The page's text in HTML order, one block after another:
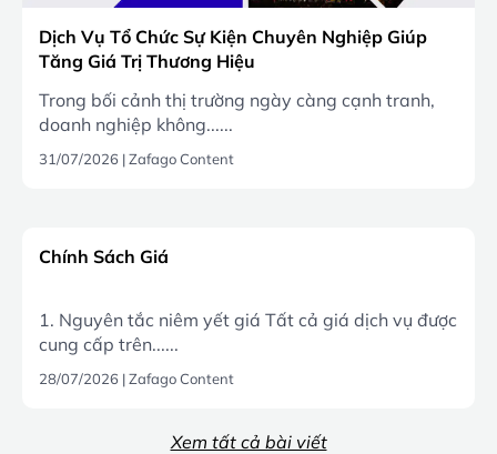
Dịch Vụ Tổ Chức Sự Kiện Chuyên Nghiệp Giúp
Tăng Giá Trị Thương Hiệu
Trong bối cảnh thị trường ngày càng cạnh tranh,
doanh nghiệp không......
31/07/2026 |Zafago Content
Chính Sách Giá
1. Nguyên tắc niêm yết giá Tất cả giá dịch vụ được
cung cấp trên......
28/07/2026 |Zafago Content
Xem tất cả bài viết